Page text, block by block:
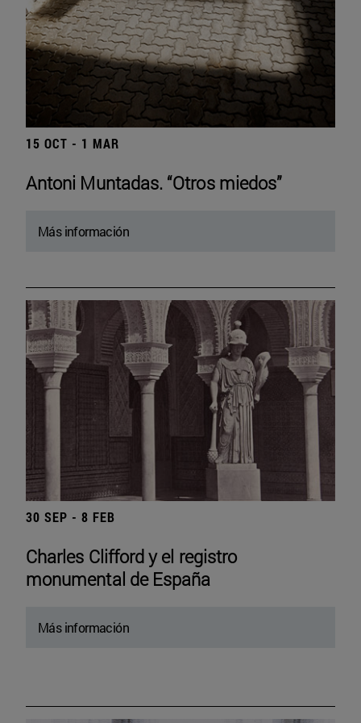
15 OCT - 1 MAR
Antoni Muntadas. “Otros miedos”
Más información
30 SEP - 8 FEB
Charles Clifford y el registro
monumental de España
Más información